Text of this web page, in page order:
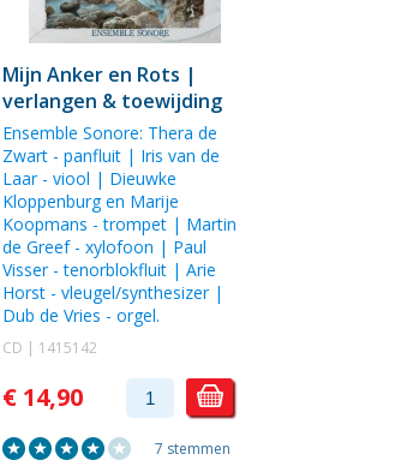
Mijn Anker en Rots |
verlangen & toewijding
Ensemble Sonore: Thera de
Zwart - panfluit | Iris van de
Laar- viool | Dieuwke
Kloppenburgen Marije
Koopmans - trompet | Martin
de Greef- xylofoon | Paul
Visser- tenorblokfluit |Arie
Horst - vleugel/synthesizer |
Dub de Vries - orgel.
CD | 1415142
€ 14,90
7 stemmen